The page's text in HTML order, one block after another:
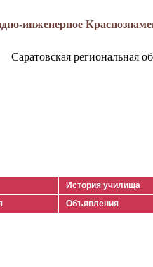
инженерное
Саратовская региональная
История училища
Объявления